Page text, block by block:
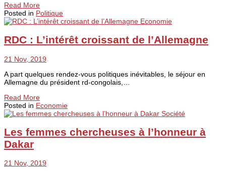
Read More
Posted in Politique
Economie
RDC : L’intérêt croissant de l’Allemagne
21 Nov, 2019
A part quelques rendez-vous politiques inévitables, le séjour en
Allemagne du président rd-congolais,…
Read More
Posted in Economie
Société
Les femmes chercheuses à l’honneur à
Dakar
21 Nov, 2019